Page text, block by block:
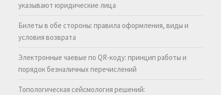
указывают юридические лица
Билеты в обе стороны: правила оформления, виды и
условия возврата
Электронные чаевые по QR-коду: принцип работы и
порядок безналичных перечислений
Топологическая сейсмология решений: